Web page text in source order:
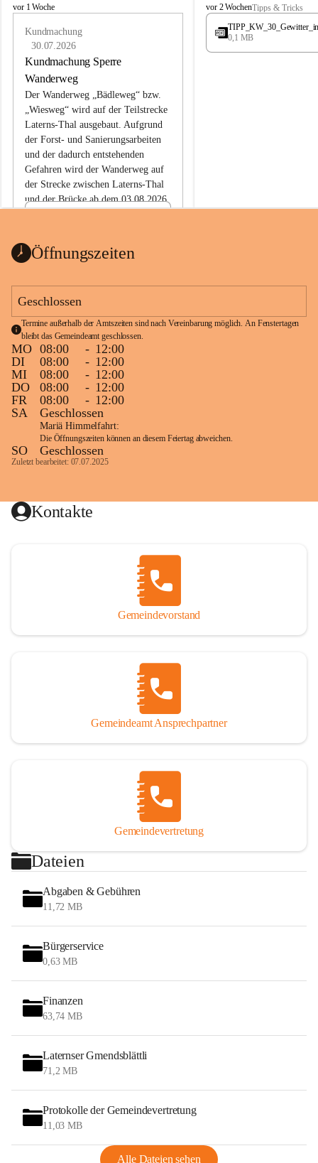
L
vor 1 Woche
Kundmachung
30.07.2026
Kundmachung Sperre
Wanderweg
Der Wanderweg „Bädleweg“ bzw.
„Wiesweg“ wird auf der Teilstrecke
Laterns-Thal ausgebaut. Aufgrund
der Forst- und Sanierungsarbeiten
und der dadurch entstehenden
Gefahren wird der Wanderweg auf
der Strecke zwischen Laterns-Thal
und der Brücke ab dem 03.08.2026
ht
1 Seite•0,1 MB
L
a
e
vor 2 WochenTipps & Tricks
0,1 MB
Öffnungszeiten
Geschlossen
Termine außerhalb der Amtszeiten sind nach Vereinbarung möglich. An Fenstertagen
bleibt das Gemeindeamt geschlossen.
MO 08:00 - 12:00
DI
08:00 - 12:00
MI
08:00 - 12:00
DO
08:00 - 12:00
FR
08:00 - 12:00
SA
Geschlossen
Mariä Himmelfahrt:
Die Öffnungszeiten können an diesem Feiertag abweichen.
SO Geschlossen
Zuletzt bearbeitet: 07.07.2025
Kontakte
Gemeindevorstand
Gemeindeamt Ansprechpartner
Gemeindevertretung
Dateien
Abgaben & Gebühren
11,72 MB
Bürgerservice
0,63 MB
Finanzen
63,74 MB
Laternser Gmendsblättli
71,2 MB
Protokolle der Gemeindevertretung
11,03 MB
Alle Dateien sehen